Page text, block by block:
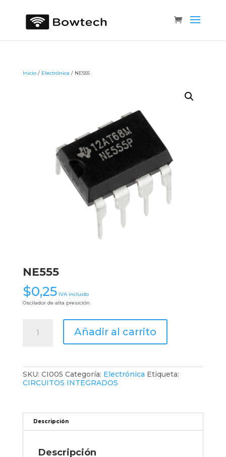
Inicio/ Electrónica / NE555
NE555
$0,25 IVA incluido
Oscilador de alta presición.
cantidad
Añadir al carrito
SKU: CI005 Categoría: Electrónica Etiqueta:
CIRCUITOS INTEGRADOS
Descripción
Descripción